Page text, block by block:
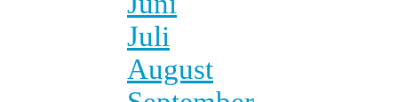
Juli
August